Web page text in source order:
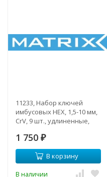
11233, Набор ключей
имбусовых HEX, 1,5-10 мм,
CrV, 9 шт., удлиненные,
1 750 ₽
В корзину
В наличии